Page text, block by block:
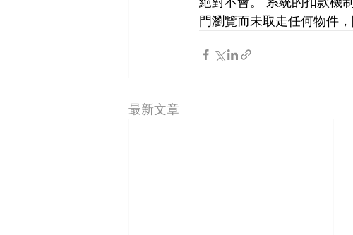
門瀏覽而未取走任何物件
最新文章